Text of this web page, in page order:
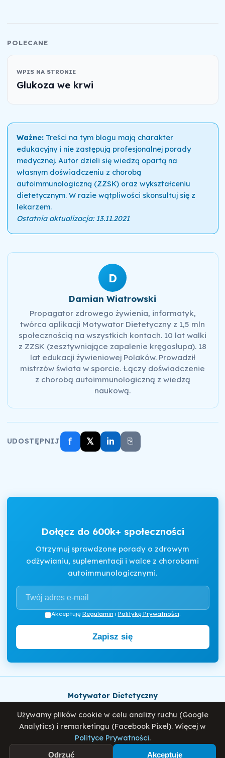
POLECANE
WPIS NA STRONIE
Glukoza we krwi
Ważne:Treści na tym blogu mają charakter
edukacyjny i nie zastępują profesjonalnej porady
medycznej. Autor dzieli się wiedzą opartą na
własnym doświadczeniu z chorobą
autoimmunologiczną (ZZSK) oraz wykształceniu
dietetycznym. W razie wątpliwości skonsultuj się z
lekarzem.
Ostatnia aktualizacja: 13.11.2021
D
Damian Wiatrowski
Propagator zdrowego żywienia, informatyk,
twórca aplikacji Motywator Dietetyczny z 1,5 mln
społecznością na wszystkich kontach. 10 lat walki
z ZZSK (zesztywniające zapalenie kręgosłupa). 18
lat edukacji żywieniowej Polaków. Prowadził
mistrzów świata w sporcie. Łączy doświadczenie
z chorobą autoimmunologiczną z wiedzą
naukową.
UDOSTĘPNIJ f 𝕏 in ⎘
Dołącz do 600k+ społeczności
Otrzymuj sprawdzone porady o zdrowym
odżywianiu, suplementacji i walce z chorobami
autoimmunologicznymi.
Akceptuję Regulamin i Politykę Prywatności.
Zapisz się
Motywator Dietetyczny
Polityka Prywatności RegulaminO mnie
ZASTOSUJ: 5 przepisów na zdrowe i redukujące koktajle
Używamy plików cookie w celu analizy ruchu (Google
Analytics) i remarketingu (Facebook Pixel). Więcej w
Polityce Prywatności.
Odrzuć Akceptuję